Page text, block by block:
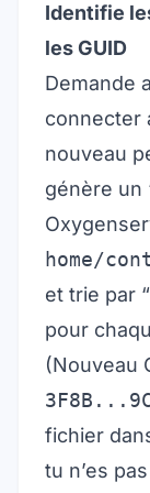
Identifie
les GUID
Demande
connecter
nouveau
génère un
home/
et trie par
pour
(Nouveau
fichier
tu n’es